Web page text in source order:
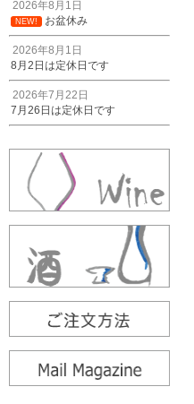
2026年8月1日
NEW! お盆休み
2026年8月1日
8月2日は定休日です
2026年7月22日
7月26日は定休日です